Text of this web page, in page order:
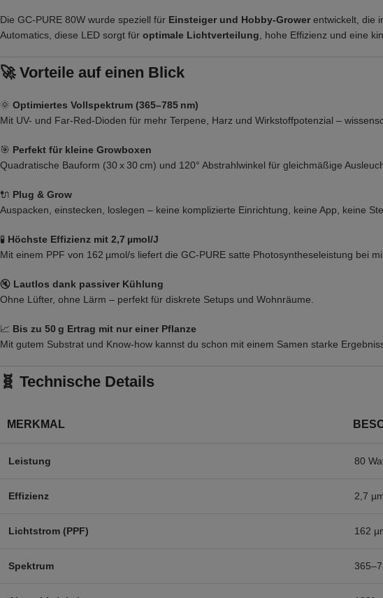
Die GC-PURE 80W wurde speziell für Einsteiger und Hobby-Grower entwickelt, die
Automatics, diese LED sorgt für optimale Lichtverteilung , hohe Effizienz und eine
🚀 Vorteile auf einen Blick
🌞 Optimiertes Vollspektrum (365–785 nm)
Mit UV- und Far-Red-Dioden für mehr Terpene, Harz und Wirkstoffpotenzial –
🎯 Perfekt für kleine Growboxen
Quadratische Bauform (30 x 30 cm) und 120° Abstrahlwinkel für gleichmäßige
🔌 Plug & Grow
Auspacken, einstecken, loslegen – keine komplizierte Einrichtung, keine App, keine
🧪 Höchste Effizienz mit 2,7 µmol/J
Mit einem PPF von 162 µmol/s liefert die GC-PURE satte Photosyntheseleistung bei
🔇 Lautlos dank passiver Kühlung
Ohne Lüfter, ohne Lärm – perfekt für diskrete Setups und Wohnräume.
📈 Bis zu 50 g Ertrag mit nur einer Pflanze
Mit gutem Substrat und Know-how kannst du schon mit einem Samen starke
🧬 Technische Details
MERKMAL
Leistung 80
Effizienz 2,7
Lichtstrom (PPF) 162
Spektrum